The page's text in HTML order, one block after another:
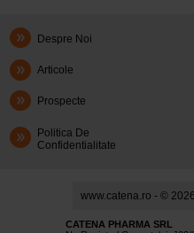
Despre Noi
Articole
Prospecte
Politica De
Confidentialitate
www.catena.ro - © 2026
CATENA PHARMA SRL